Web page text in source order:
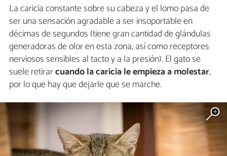
La caricia constante sobre su cabeza y el lomo pasa de
ser una sensación agradable a ser insoportable en
décimas de segundos (tiene gran cantidad de glándulas
generadoras de olor en esta zona, así como receptores
nerviosos sensibles al tacto y a la presión). El gato se
suele retirarcuando la caricia le empieza a molestar,
por lo que hay que dejarle que se marche.